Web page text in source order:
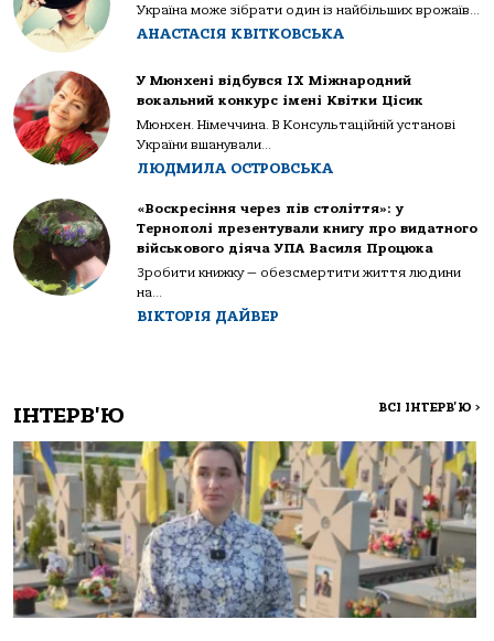
Україна може зібрати один із найбільших врожаїв...
АНАСТАСІЯ КВІТКОВСЬКА
У Мюнхені відбувся IX Міжнародний
вокальний конкурс імені Квітки Цісик
Мюнхен. Німеччина. В Консультаційній установі
України вшанували...
ЛЮДМИЛА ОСТРОВСЬКА
«Воскресіння через пів століття»: у
Тернополі презентували книгу про видатного
військового діяча УПА Василя Процюка
Зробити книжку — обезсмертити життя людини
на...
ВІКТОРІЯ ДАЙВЕР
ІНТЕРВ'Ю ВСІ ІНТЕРВ'Ю >